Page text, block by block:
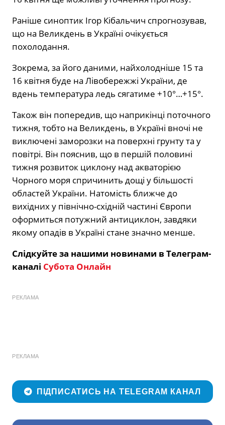
Раніше синоптик Ігор Кібальчич спрогнозував,
що на Великдень в Україні очікується
похолодання.
Зокрема, за його даними, найхолодніше 15 та
16 квітня буде на Лівобережжі України, де
вдень температура ледь сягатиме +10°…+15°.
Також він попередив, що наприкінці поточного
тижня, тобто на Великдень, в Україні вночі не
виключені заморозки на поверхні грунту та у
повітрі. Він пояснив, що в першій половині
тижня розвиток циклону над акваторією
Чорного моря спричинить дощі у більшості
областей України. Натомість ближче до
вихідних у північно-східній частині Європи
оформиться потужний антициклон, завдяки
якому опадів в Україні стане значно менше.
Слідкуйте за нашими новинами в Телеграм-
каналі Субота Онлайн
РЕКЛАМА
РЕКЛАМА
ПІДПИСАТИСЬ НА TELEGRAM КАНАЛ